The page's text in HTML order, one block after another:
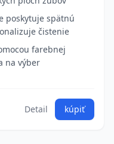
poskytuje spätnú
čistenie
farebnej
na výber
Detail kúpiť